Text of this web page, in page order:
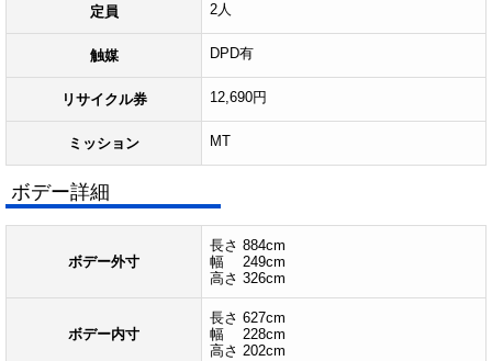
定員 2人
触媒 DPD有
リサイクル券 12,690円
ミッション MT
ボデー詳細
ボデー外寸
長さ 884cm
幅 249cm
高さ 326cm
ボデー内寸
長さ 627cm
幅 228cm
高さ 202cm